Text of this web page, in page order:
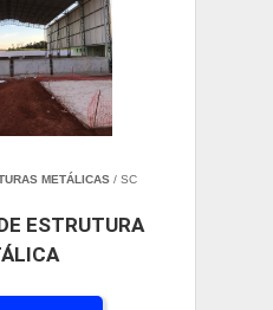
METÁLICAS / SC
ESTRUTURA